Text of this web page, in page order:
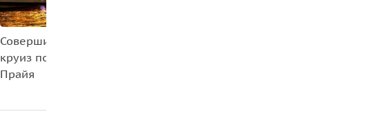
Совершите ночной
круиз по реке Чао
Прайя